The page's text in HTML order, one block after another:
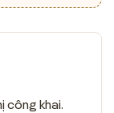
công khai.